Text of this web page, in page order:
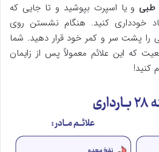
و یا اسپرت بپوشید و تا جایی که
خودداری کنید. هنگام نشستن روی
را پشت سر و کمر خود قرار دهید. شما
که این علائم معمولاً پس از زایمان
کنید!